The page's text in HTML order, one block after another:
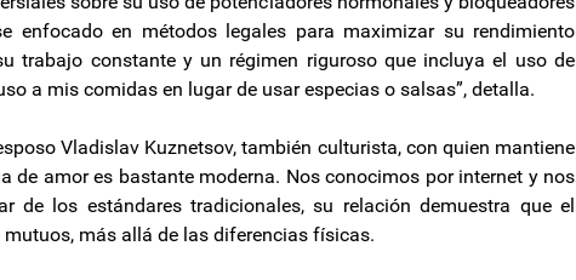
enfocado en métodos legales para maximizar su rendimiento
trabajo constante y un régimen riguroso que incluya el uso de
a mis comidas en lugar de usar especias o salsas”, detalla.
Vladislav Kuznetsov, también culturista, con quien mantiene
de amor es bastante moderna. Nos conocimos por internet y nos
de los estándares tradicionales, su relación demuestra que el
más allá de las diferencias físicas.